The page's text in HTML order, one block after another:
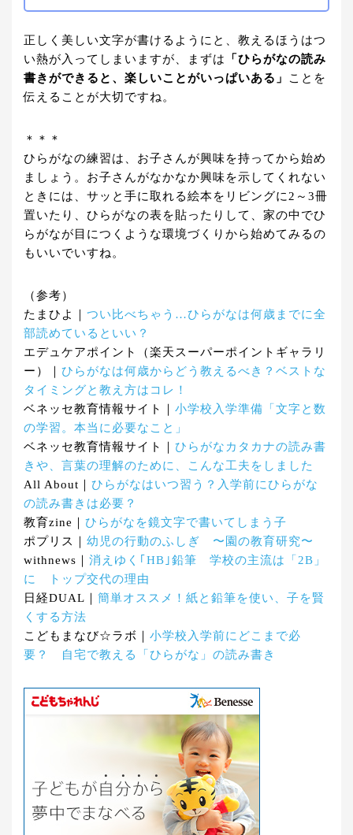
正しく美しい文字が書けるようにと、教えるほうはつ
い熱が入ってしまいますが、まずは
「ひらがなの読み
書きができると、楽しいことがいっぱいある」
ことを
伝えることが大切ですね。
＊＊＊
ひらがなの練習は、お子さんが興味を持ってから始め
ましょう。お子さんがなかなか興味を示してくれない
ときには、サッと手に取れる絵本をリビングに2～3冊
置いたり、ひらがなの表を貼ったりして、家の中でひ
らがなが目につくような環境づくりから始めてみるの
もいいでいすね。
（参考）
たまひよ｜ つい比べちゃう…ひらがなは何歳までに全
部読めているといい？
エデュケアポイント（楽天スーパーポイントギャラリ
ー）｜ ひらがなは何歳からどう教えるべき？ベストな
タイミングと教え方はコレ！
ベネッセ教育情報サイト｜ 小学校入学準備「文字と数
の学習。本当に必要なこと」
ベネッセ教育情報サイト｜ ひらがなカタカナの読み書
きや、言葉の理解のために、こんな工夫をしました
All About｜ ひらがなはいつ習う？入学前にひらがな
の読み書きは必要？
教育zine｜ ひらがなを鏡文字で書いてしまう子
ポプリス｜ 幼児の行動のふしぎ 〜園の教育研究〜
withnews｜ 消えゆく｢HB｣鉛筆 学校の主流は「2B」
に トップ交代の理由
日経DUAL｜ 簡単オススメ！紙と鉛筆を使い、子を賢
くする方法
こどもまなび☆ラボ｜ 小学校入学前にどこまで必
要？ 自宅で教える「ひらがな」の読み書き